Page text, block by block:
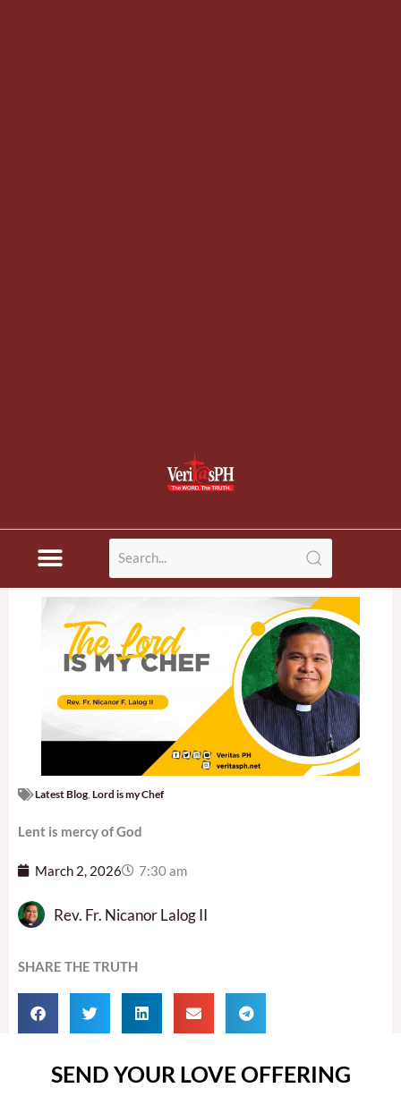
Latest Blog Lord is my Chef
Lent is mercy of God
March 2, 2026 7:30 am
Rev. Fr. Nicanor Lalog II
SHARE THE TRUTH
SEND YOUR LOVE OFFERING